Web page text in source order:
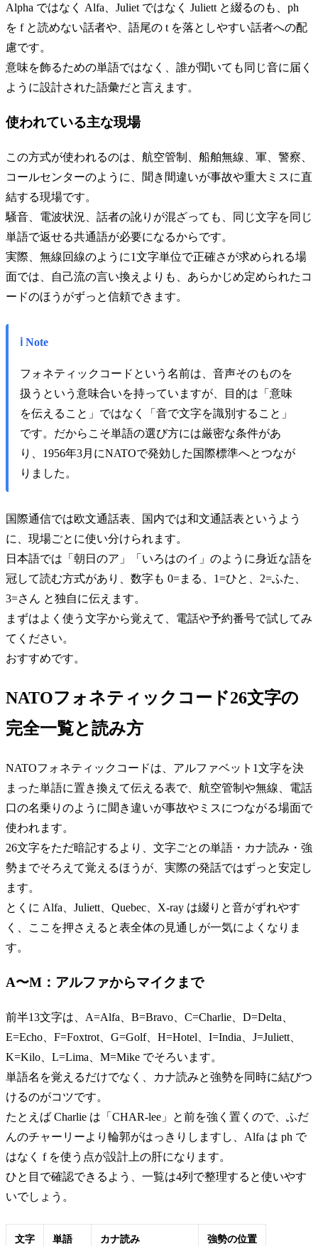
Alpha ではなく Alfa、Juliet ではなく Juliett と綴るのも、ph
を f と読めない話者や、語尾の t を落としやすい話者への配
慮です。
意味を飾るための単語ではなく、誰が聞いても同じ音に届く
ように設計された語彙だと言えます。
使われている主な現場
この方式が使われるのは、航空管制、船舶無線、軍、警察、
コールセンターのように、聞き間違いが事故や重大ミスに直
結する現場です。
騒音、電波状況、話者の訛りが混ざっても、同じ文字を同じ
単語で返せる共通語が必要になるからです。
実際、無線回線のように1文字単位で正確さが求められる場
面では、自己流の言い換えよりも、あらかじめ定められたコ
ードのほうがずっと信頼できます。
ℹ️ Note
フォネティックコードという名前は、音声そのものを
扱うという意味合いを持っていますが、目的は「意味
を伝えること」ではなく「音で文字を識別すること」
です。だからこそ単語の選び方には厳密な条件があ
り、1956年3月にNATOで発効した国際標準へとつなが
りました。
国際通信では欧文通話表、国内では和文通話表というよう
に、現場ごとに使い分けられます。
日本語では「朝日のア」「いろはのイ」のように身近な語を
冠して読む方式があり、数字も 0=まる、1=ひと、2=ふた、
3=さん と独自に伝えます。
まずはよく使う文字から覚えて、電話や予約番号で試してみ
てください。
おすすめです。
NATOフォネティックコード26文字の
完全一覧と読み方
NATOフォネティックコードは、アルファベット1文字を決
まった単語に置き換えて伝える表で、航空管制や無線、電話
口の名乗りのように聞き違いが事故やミスにつながる場面で
使われます。
26文字をただ暗記するより、文字ごとの単語・カナ読み・強
勢までそろえて覚えるほうが、実際の発話ではずっと安定し
ます。
とくに Alfa、Juliett、Quebec、X-ray は綴りと音がずれやす
く、ここを押さえると表全体の見通しが一気によくなりま
す。
A〜M：アルファからマイクまで
前半13文字は、A=Alfa、B=Bravo、C=Charlie、D=Delta、
E=Echo、F=Foxtrot、G=Golf、H=Hotel、I=India、J=Juliett、
K=Kilo、L=Lima、M=Mike でそろいます。
単語名を覚えるだけでなく、カナ読みと強勢を同時に結びつ
けるのがコツです。
たとえば Charlie は「CHAR-lee」と前を強く置くので、ふだ
んのチャーリーより輪郭がはっきりしますし、Alfa は ph で
はなく f を使う点が設計上の肝になります。
ひと目で確認できるよう、一覧は4列で整理すると使いやす
いでしょう。
文字 単語 カナ読み 強勢の位置